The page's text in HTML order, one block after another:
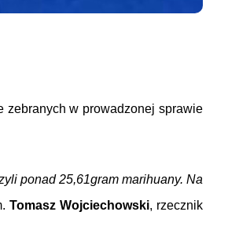
zebranych w prowadzonej sprawie
ponad25,61gram marihuany. Na
Tomasz Wojciechowski, rzecznik